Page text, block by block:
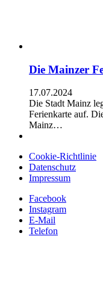
Die Mainzer
17.07.2024
Die Stadt Mainz
Ferienkarte auf.
Mainz…
Cookie-Richtlinie
Datenschutz
Impressum
Facebook
Instagram
E-Mail
Telefon